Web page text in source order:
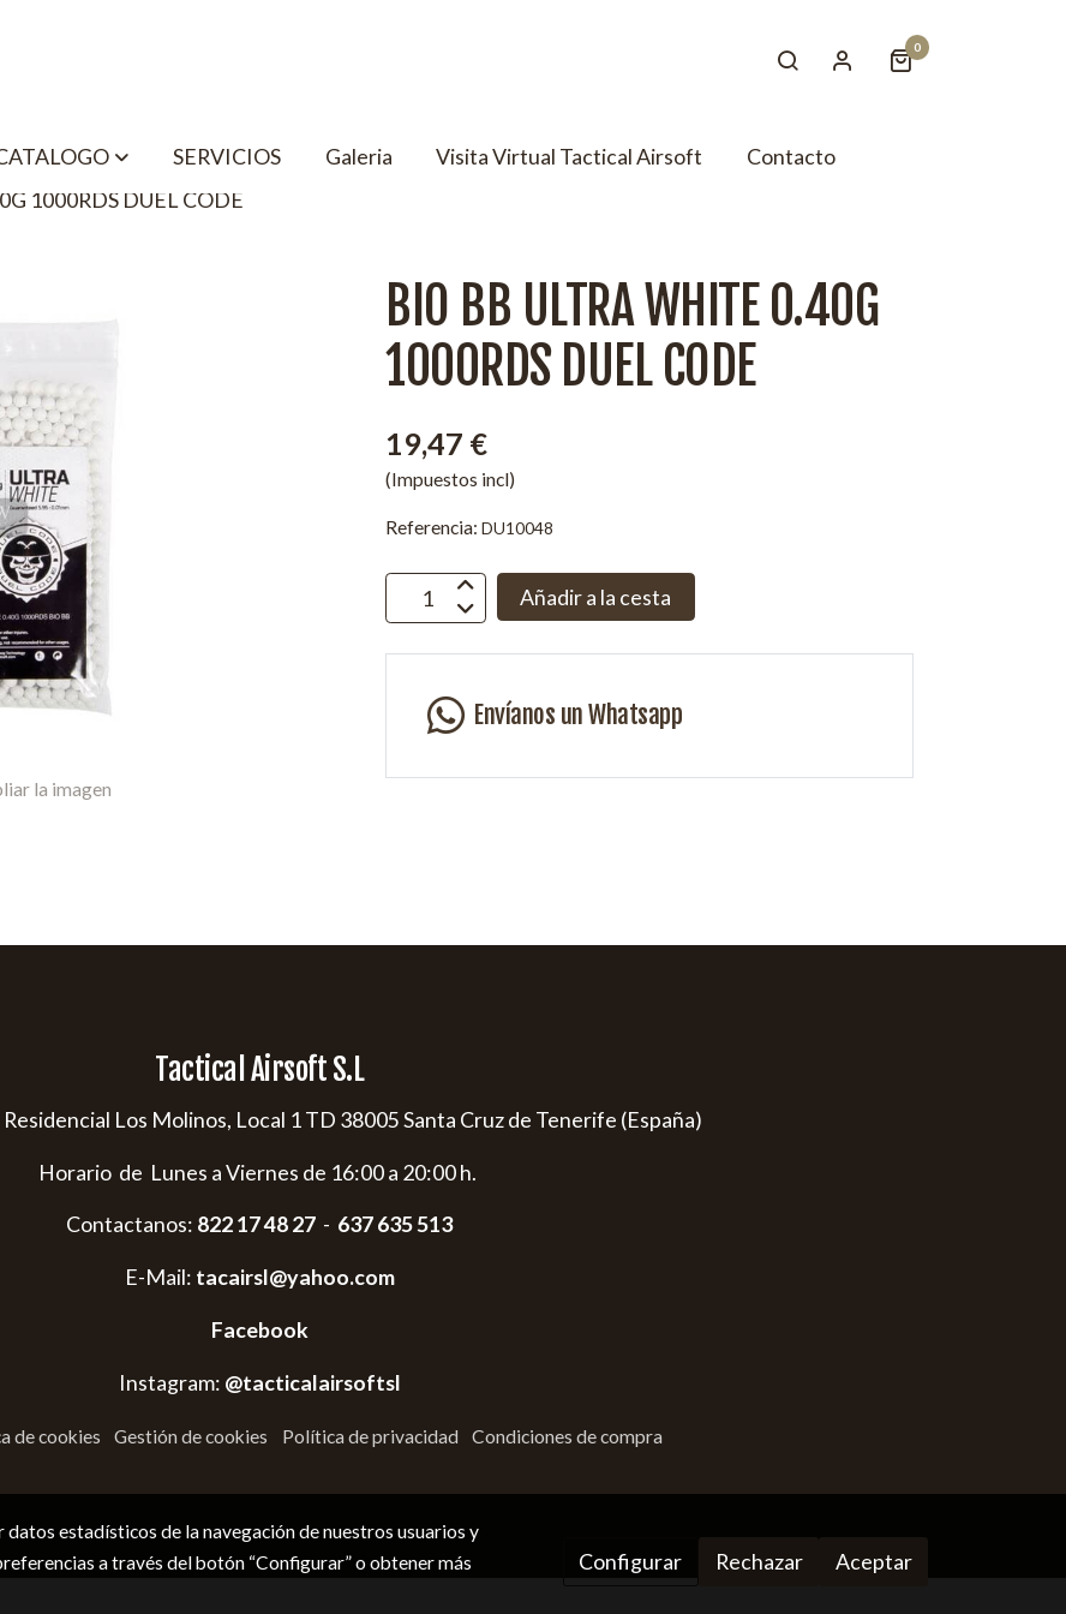
0
SERVICIOS Galeria Visita Virtual Tactical Airsoft
Contacto
1000RDS DUEL CODE
la imagen
BIO BB ULTRA WHITE 0.40G
1000RDS DUEL CODE
19,47 €
(Impuestos incl)
Referencia:DU10048
Añadir a la cesta
Envíanos un Whatsapp
Tactical Airsoft S.L
Los Molinos, Local 1 TD 38005 Santa Cruz de Tenerife (España)
Horario de Lunes a Viernes de 16:00 a 20:00 h.
Contactanos: 822 17 48 27 - 637 635 513
E-Mail: tacairsl@yahoo.com
Facebook
Instagram: @tacticalairsoftsl
de cookies Gestión de cookies Política de privacidad Condiciones de compra
estadísticos de la navegación de nuestros usuarios y
a través del botón “Configurar” o obtener más
Configurar Rechazar Aceptar